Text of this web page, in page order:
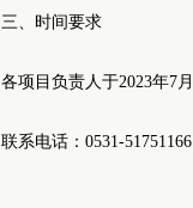
三、时间要求
各项目负责人于2023年7
联系电话：0531-51751166